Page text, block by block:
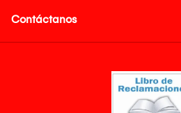
Contáctanos